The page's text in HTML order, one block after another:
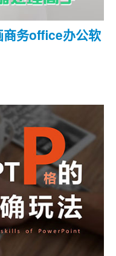
商务office办公软